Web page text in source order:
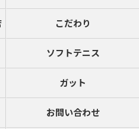
こだわり
ソフトテニス
ガット
お問い合わせ